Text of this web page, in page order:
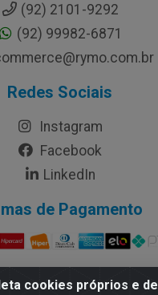
cookies próprios e de
(92) 2101-9292
(92) 99982-6871
Redes Sociais
Instagram
Facebook
LinkedIn
de Pagamento